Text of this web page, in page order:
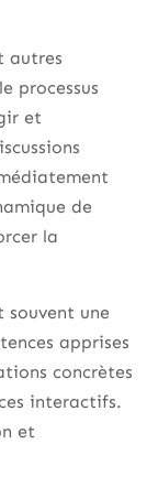
autres
processus
et
de
la
souvent une
apprises
concrètes
interactifs.
et